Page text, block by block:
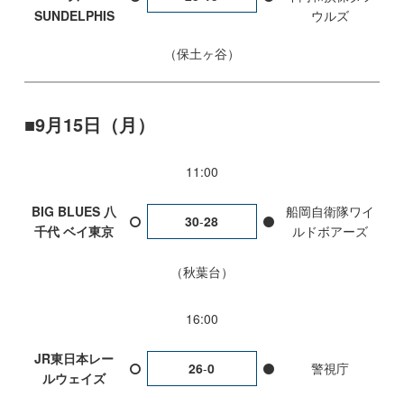
SUNDELPHIS
ウルズ
保土ヶ谷
9月15日（月）
11:00
BIG BLUES 八
千代 ベイ東京
30-28
船岡自衛隊ワイ
ルドボアーズ
秋葉台
16:00
JR東日本レー
ルウェイズ
26-0 警視庁